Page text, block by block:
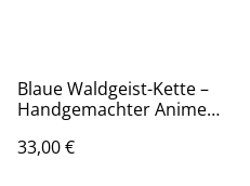
Blaue Waldgeist-Kette –
Handgemachter Anime
33,00 €